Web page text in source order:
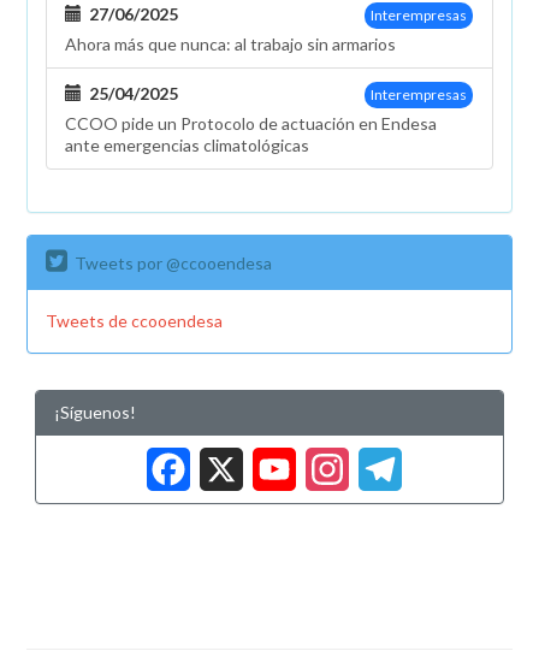
Interempresas
27/06/2025
Ahora más que nunca: al trabajo sin armarios
Interempresas
25/04/2025
CCOO pide un Protocolo de actuación en Endesa
ante emergencias climatológicas
Tweets por @ccooendesa
Tweets de ccooendesa
¡Síguenos!
Facebook
X